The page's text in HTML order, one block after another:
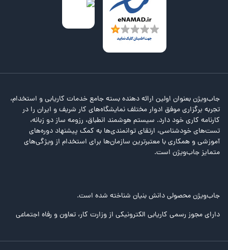
جاب‌ویژن بعنوان اولین ارائه دهنده بسته جامع خدمات کاریابی و استخدام،
تجربه برگزاری موفق ادوار مختلف نمایشگاه‌های کار شریف و ایران را در
کارنامه کاری خود دارد. سیستم هوشمند انطباق، رزومه ساز دو زبانه،
تست‌های خودشناسی، ارتقای توانمندی‌ها به کمک پیشنهاد دوره‌های
آموزشی و همکاری با معتبرترین سازمان‌ها برای استخدام از ویژگی‌های
متمایز جاب‌ویژن است.
جاب‌ویژن محصولی دانش بنیان شناخته شده است.
دارای مجوز رسمی کاریابی الکترونیکی از وزارت کار، تعاون و رفاه اجتماعی